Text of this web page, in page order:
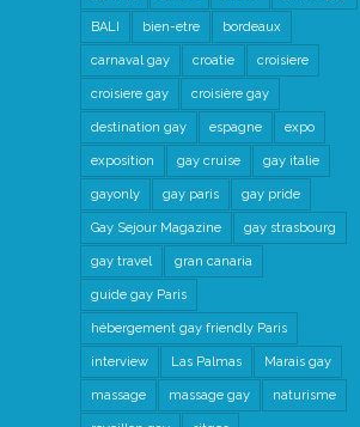
BALI bien-etre bordeaux
carnaval gay croatie croisiere
croisiere gay croisière gay
destination gay espagne expo
exposition gay cruise gay italie
gayonly gay paris gay pride
Gay Sejour Magazine gay strasbourg
gay travel gran canaria
guide gay Paris
hébergement gay friendly Paris
interview Las Palmas Marais gay
massage massage gay naturisme